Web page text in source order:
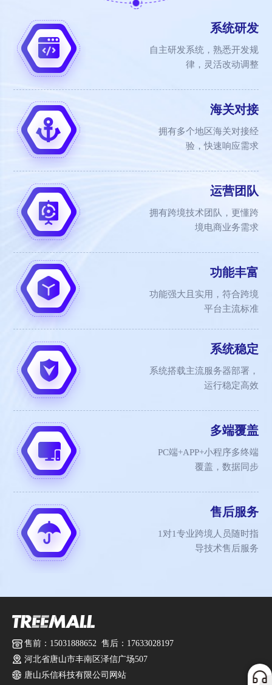
系统研发
自主研发系统，熟悉开发规
律，灵活改动调整
海关对接
拥有多个地区海关对接经
验，快速响应需求
运营团队
拥有跨境技术团队，更懂跨
境电商业务需求
功能丰富
功能强大且实用，符合跨境
平台主流标准
系统稳定
系统搭载主流服务器部署，
运行稳定高效
多端覆盖
PC端+APP+小程序多终端
覆盖，数据同步
售后服务
1对1专业跨境人员随时指
导技术售后服务
售前：15031888652 售后：17633028197
河北省唐山市丰南区泽信广场507
唐山乐信科技有限公司网站